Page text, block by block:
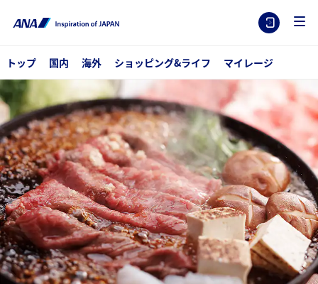
トップ 国内 海外 ショッピング&ライフ マイレージ